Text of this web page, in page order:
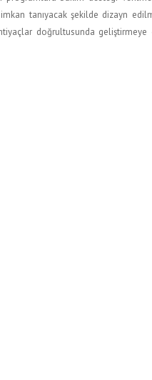
imkan tanıyacak şekilde dizayn
doğrultusunda geliştirmeye